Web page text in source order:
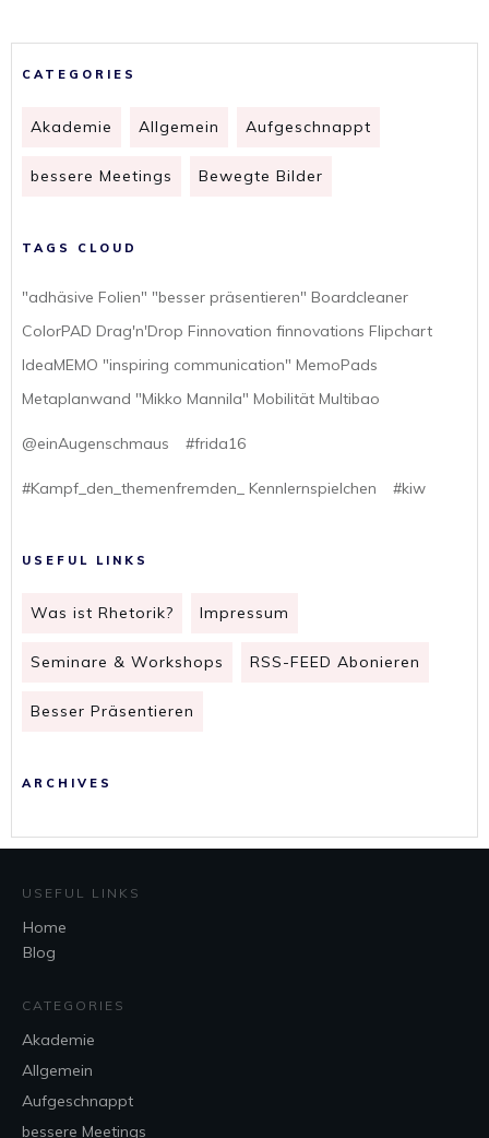
CATEGORIES
Akademie Allgemein Aufgeschnappt
bessere Meetings Bewegte Bilder
TAGS CLOUD
"adhäsive Folien" "besser präsentieren" Boardcleaner
ColorPAD Drag'n'Drop Finnovation finnovations Flipchart
IdeaMEMO "inspiring communication" MemoPads
Metaplanwand "Mikko Mannila" Mobilität Multibao
@einAugenschmaus #frida16
#Kampf_den_themenfremden_ Kennlernspielchen #kiw
USEFUL LINKS
Was ist Rhetorik? Impressum
Seminare & Workshops RSS-FEED Abonieren
Besser Präsentieren
ARCHIVES
USEFUL LINKS
Home
Blog
CATEGORIES
Akademie
Allgemein
Aufgeschnappt
bessere Meetings